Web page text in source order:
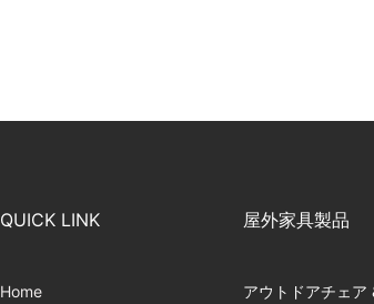
QUICK LINK
Home
屋外家具製品
アウトドアチェア